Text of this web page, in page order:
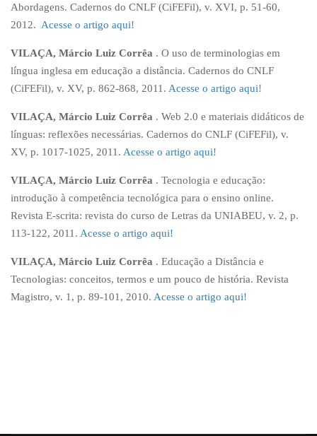
Abordagens. Cadernos do CNLF (CiFEFil), v. XVI, p. 51-60,
2012. Acesse o artigo aqui!
VILAÇA, Márcio Luiz Corrêa . O uso de terminologias em
língua inglesa em educação a distância. Cadernos do CNLF
(CiFEFil), v. XV, p. 862-868, 2011. Acesse o artigo aqui!
VILAÇA, Márcio Luiz Corrêa . Web 2.0 e materiais didáticos de
línguas: reflexões necessárias. Cadernos do CNLF (CiFEFil), v.
XV, p. 1017-1025, 2011. Acesse o artigo aqui!
VILAÇA, Márcio Luiz Corrêa . Tecnologia e educação:
introdução à competência tecnológica para o ensino online.
Revista E-scrita: revista do curso de Letras da UNIABEU, v. 2, p.
113-122, 2011. Acesse o artigo aqui!
VILAÇA, Márcio Luiz Corrêa . Educação a Distância e
Tecnologias: conceitos, termos e um pouco de história. Revista
Magistro, v. 1, p. 89-101, 2010. Acesse o artigo aqui!